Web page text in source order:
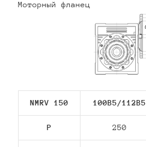
Моторный фланец
NMRV 150 100B5/112В5
P 250